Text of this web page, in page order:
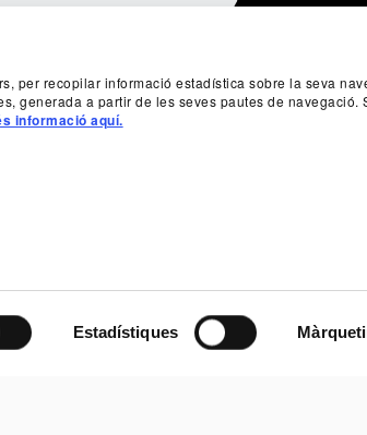
per recopilar informació estadística sobre la seva
generada a partir de les seves pautes de navegació.
informació aquí.
Estadístiques